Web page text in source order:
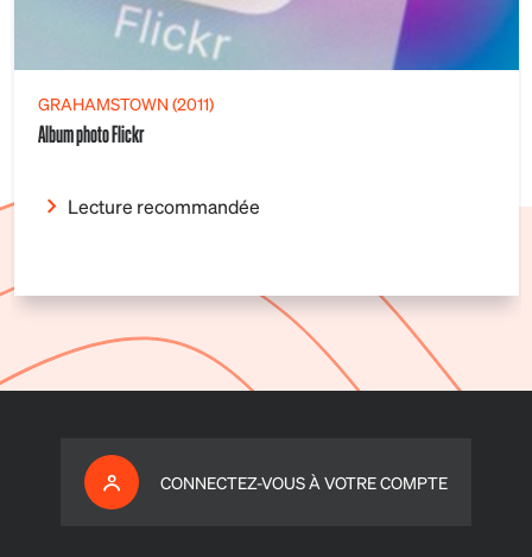
GRAHAMSTOWN (2011)
Album photo Flickr
Lecture recommandée
CONNECTEZ-VOUS À VOTRE COMPTE